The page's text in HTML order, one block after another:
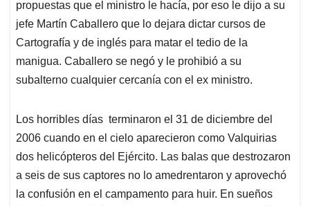
propuestas que el ministro le hacía, por eso le dijo a su
jefe Martín Caballero que lo dejara dictar cursos de
Cartografía y de inglés para matar el tedio de la
manigua. Caballero se negó y le prohibió a su
subalterno cualquier cercanía con el ex ministro.
Los horribles días terminaron el 31 de diciembre del
2006 cuando en el cielo aparecieron como Valquirias
dos helicópteros del Ejército. Las balas que destrozaron
a seis de sus captores no lo amedrentaron y aprovechó
la confusión en el campamento para huir. En sueños